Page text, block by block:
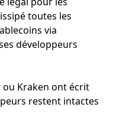
toutes les
via
développeurs
ou Kraken ont écrit
restent intactes